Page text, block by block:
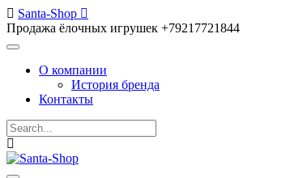
Santa-Shop
Продажа ёлочных игрушек +79217721844
О компании
История бренда
Контакты